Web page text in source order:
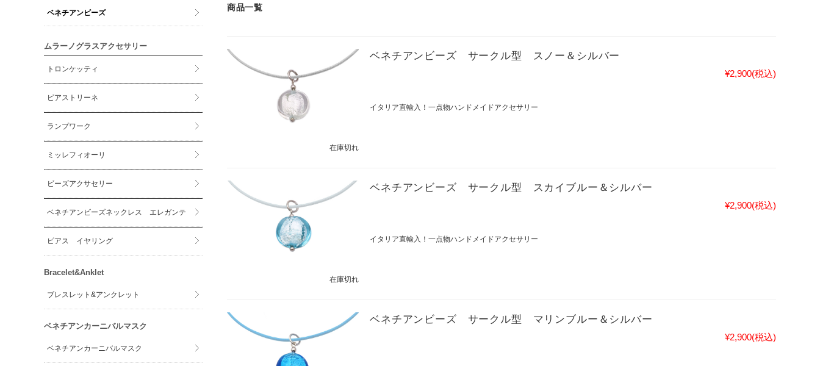
商品一覧
在庫切れ
ベネチアンビーズ サークル型 スノー＆シルバー
¥2,900(税込)
イタリア直輸入！一点物ハンドメイドアクセサリー
在庫切れ
ベネチアンビーズ サークル型 スカイブルー＆シルバー
¥2,900(税込)
イタリア直輸入！一点物ハンドメイドアクセサリー
ベネチアンビーズ サークル型 マリンブルー＆シルバー
¥2,900(税込)
ベネチアンビーズ
ムラーノグラスアクセサリー
トロンケッティ
ピアストリーネ
ランプワーク
ミッレフィオーリ
ビーズアクサセリー
ベネチアンビーズネックレス エレガンテ
ピアス イヤリング
Bracelet&Anklet
ブレスレット&アンクレット
ベネチアンカーニバルマスク
ベネチアンカーニバルマスク